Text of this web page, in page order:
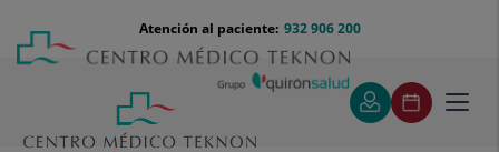
contenido
Menú
teléfono
cabecera
932 906 200
Atención al paciente: